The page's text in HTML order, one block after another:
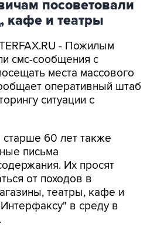
посоветовали
кафе и театры
- Пожилым
смс-сообщения с
места массового
оперативный штаб
ситуации с
60 лет также
письма
Их просят
от походов в
театры, кафе и
в среду в